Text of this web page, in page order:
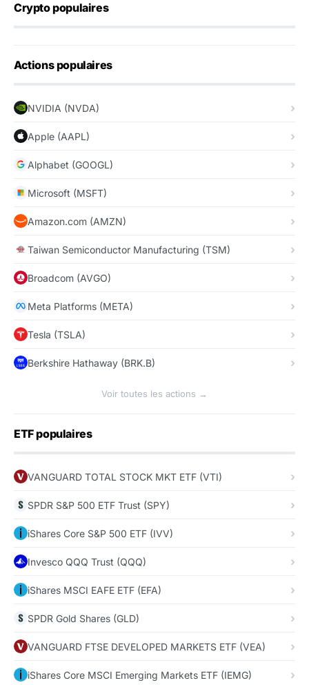
Crypto populaires
Actions populaires
NVIDIA (NVDA)
Apple (AAPL)
Alphabet (GOOGL)
Microsoft (MSFT)
Amazon.com (AMZN)
Taiwan Semiconductor Manufacturing (TSM)
Broadcom (AVGO)
Meta Platforms (META)
Tesla (TSLA)
Berkshire Hathaway (BRK.B)
Voir toutes les actions →
ETF populaires
VANGUARD TOTAL STOCK MKT ETF (VTI)
SPDR S&P 500 ETF Trust (SPY)
iShares Core S&P 500 ETF (IVV)
Invesco QQQ Trust (QQQ)
iShares MSCI EAFE ETF (EFA)
SPDR Gold Shares (GLD)
VANGUARD FTSE DEVELOPED MARKETS ETF (VEA)
iShares Core MSCI Emerging Markets ETF (IEMG)